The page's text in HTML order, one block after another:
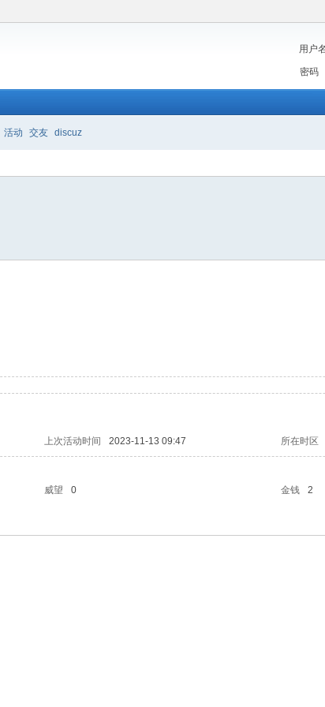
用户名
密码
活动 交友 discuz
上次活动时间 2023-11-13 09:47 所在时区
威望 0 金钱
2